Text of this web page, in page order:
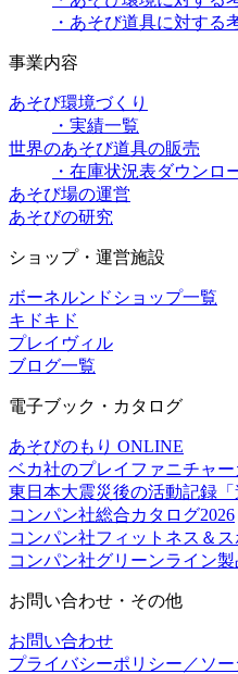
・あそび道具に対する
事業内容
あそび環境づくり
・実績一覧
世界のあそび道具の販売
・在庫状況表ダウンロ
あそび場の運営
あそびの研究
ショップ・運営施設
ボーネルンドショップ一覧
キドキド
プレイヴィル
ブログ一覧
電子ブック・カタログ
あそびのもり ONLINE
ベカ社のプレイファニチャ
東日本大震災後の活動記録「
コンパン社総合カタログ2026
コンパン社フィットネス＆
コンパン社グリーンライン
お問い合わせ・その他
お問い合わせ
プライバシーポリシー／ソ